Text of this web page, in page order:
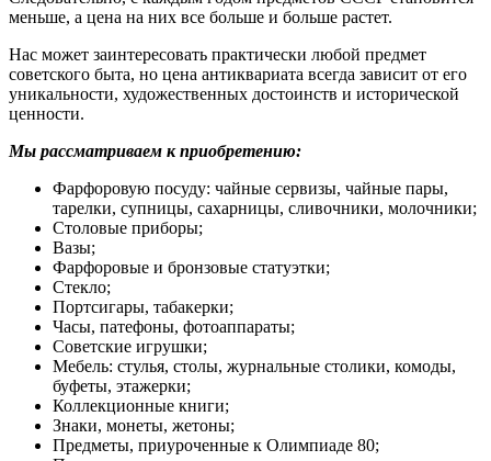
меньше, а цена на них все больше и больше растет.
Нас может заинтересовать практически любой предмет
советского быта, но цена антиквариата всегда зависит от его
уникальности, художественных достоинств и исторической
ценности.
Мы рассматриваем к приобретению:
Фарфоровую посуду: чайные сервизы, чайные пары,
тарелки, супницы, сахарницы, сливочники, молочники;
Столовые приборы;
Вазы;
Фарфоровые и бронзовые статуэтки;
Стекло;
Портсигары, табакерки;
Часы, патефоны, фотоаппараты;
Советские игрушки;
Мебель: стулья, столы, журнальные столики, комоды,
буфеты, этажерки;
Коллекционные книги;
Знаки, монеты, жетоны;
Предметы, приуроченные к Олимпиаде 80;